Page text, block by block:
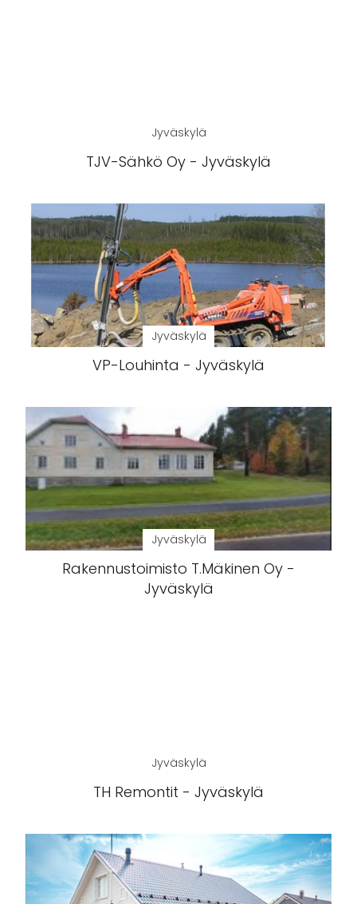
Jyväskylä
TJV-Sähkö Oy - Jyväskylä
Jyväskylä
VP-Louhinta - Jyväskylä
Jyväskylä
Rakennustoimisto T.Mäkinen Oy -
Jyväskylä
Jyväskylä
TH Remontit - Jyväskylä